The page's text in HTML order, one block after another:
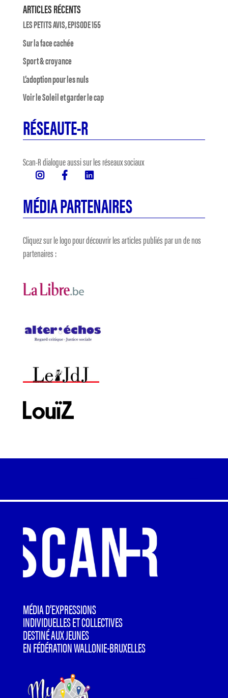
ARTICLES RÉCENTS
LES PETITS AVIS, EPISODE 155
Sur la face cachée
Sport & croyance
L’adoption pour les nuls
Voir le Soleil et garder le cap
RÉSEAUTE-R
Scan-R dialogue aussi sur les réseaux sociaux
MÉDIA PARTENAIRES
Cliquez sur le logo pour découvrir les articles publiés par un de nos
partenaires :
MÉDIA D’EXPRESSIONS
INDIVIDUELLES ET COLLECTIVES
DESTINÉ AUX JEUNES
EN FÉDÉRATION WALLONIE-BRUXELLES